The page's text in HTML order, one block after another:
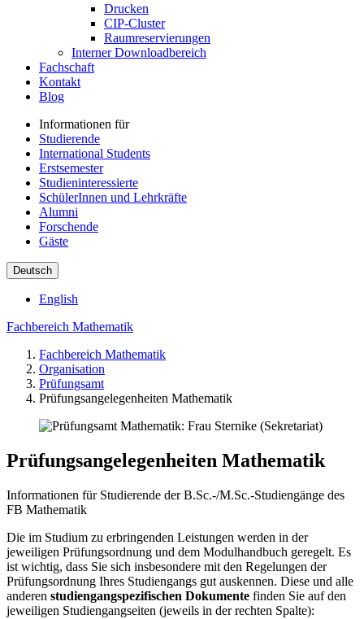
Drucken
CIP-Cluster
Raumreservierungen
Interner Downloadbereich
Fachschaft
Kontakt
Blog
Informationen für
Studierende
International Students
Erstsemester
Studieninteressierte
SchülerInnen und Lehrkräfte
Alumni
Forschende
Gäste
Deutsch
English
Fachbereich Mathematik
Fachbereich Mathematik
Organisation
Prüfungsamt
Prüfungsangelegenheiten Mathematik
Prüfungsangelegenheiten Mathematik
Informationen für Studierende der B.Sc.-/M.Sc.-Studiengänge des
FB Mathematik
Die im Studium zu erbringenden Leistungen werden in der
jeweiligen Prüfungsordnung und dem Modulhandbuch geregelt. Es
ist wichtig, dass Sie sich insbesondere mit den Regelungen der
Prüfungsordnung Ihres Studiengangs gut auskennen. Diese und alle
anderen studiengangspezifischen Dokumente finden Sie auf den
jeweiligen Studiengangseiten (jeweils in der rechten Spalte):